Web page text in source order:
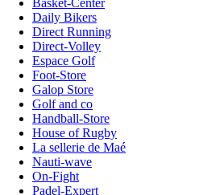
Basket-Center
Daily Bikers
Direct Running
Direct-Volley
Espace Golf
Foot-Store
Galop Store
Golf and co
Handball-Store
House of Rugby
La sellerie de Maé
Nauti-wave
On-Fight
Padel-Expert